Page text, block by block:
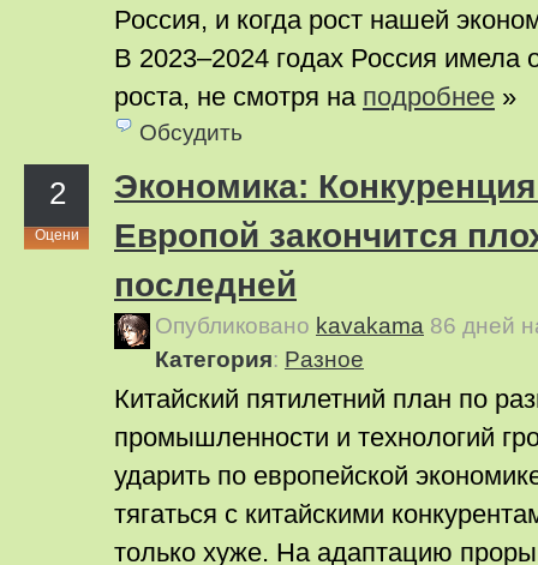
Россия, и когда рост нашей
В 2023–2024 годах Россия имела
роста, не смотря на подробнее »
Обсудить
2
Оцени
Экономика:
Европой закончится
последней
Опубликовано kavakama 86 дней
Категория: Pазное
Китайский пятилетний план по
промышленности и технологий
ударить по европейской
тягаться с китайскими
только хуже. На адаптацию